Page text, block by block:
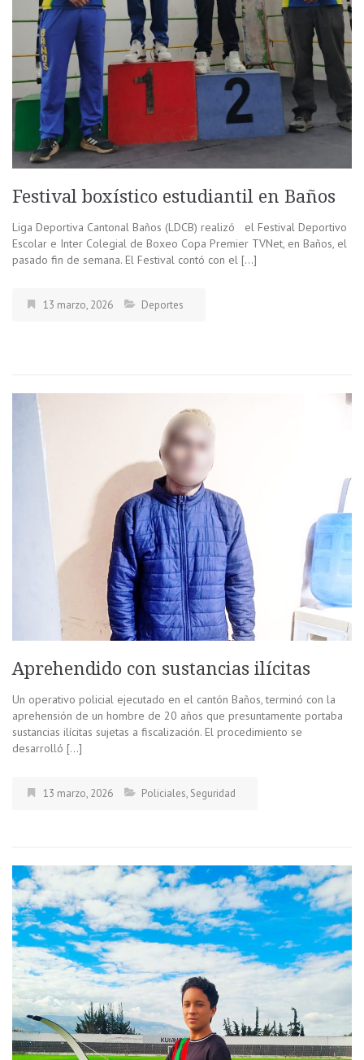
Festival boxístico estudiantil en Baños
Liga Deportiva Cantonal Baños (LDCB) realizó el Festival Deportivo
Escolar e Inter Colegial de Boxeo Copa Premier TVNet, en Baños, el
pasado fin de semana. El Festival contó con el […]
13 marzo, 2026 Deportes
Aprehendido con sustancias ilícitas
Un operativo policial ejecutado en el cantón Baños, terminó con la
aprehensión de un hombre de 20 años que presuntamente portaba
sustancias ilícitas sujetas a fiscalización. El procedimiento se
desarrolló […]
13 marzo, 2026 Policiales, Seguridad